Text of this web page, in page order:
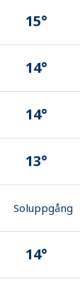
15°
14°
14°
13°
Soluppgång
14°